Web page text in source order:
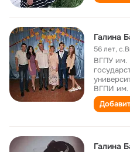
Галина
56 лет,
ВГПУ им.
ВГПИ им.
Галина